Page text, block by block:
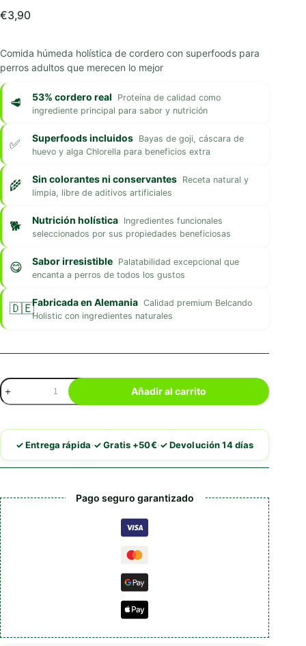
€3,90
Comida húmeda holística de cordero con superfoods para
perros adultos que merecen lo mejor
53% cordero real
Proteína de calidad como
ingrediente principal para sabor y nutrición
Superfoods incluidos Bayas de goji, cáscara de
huevo y alga Chlorella para beneficios extra
Sin colorantes ni conservantes Receta natural y
limpia, libre de aditivos artificiales
Nutrición holística Ingredientes funcionales
seleccionados por sus propiedades beneficiosas
Sabor irresistible Palatabilidad excepcional que
encanta a perros de todos los gustos
Fabricada en Alemania Calidad premium Belcando
Holistic con ingredientes naturales
Belcando
Holistic
Cordero
Añadir al carrito
✓ Entrega rápida·✓ Gratis +50€·✓ Devolución 14 días
Pago seguro garantizado